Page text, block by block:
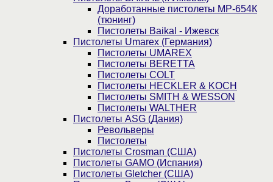
Доработанные пистолеты МР-654К
(тюнинг)
Пистолеты Baikal - Ижевск
Пистолеты Umarex (Германия)
Пистолеты UMAREX
Пистолеты BERETTA
Пистолеты COLT
Пистолеты HECKLER & KOCH
Пистолеты SMITH & WESSON
Пистолеты WALTHER
Пистолеты ASG (Дания)
Револьверы
Пистолеты
Пистолеты Crosman (США)
Пистолеты GAMO (Испания)
Пистолеты Gletcher (США)